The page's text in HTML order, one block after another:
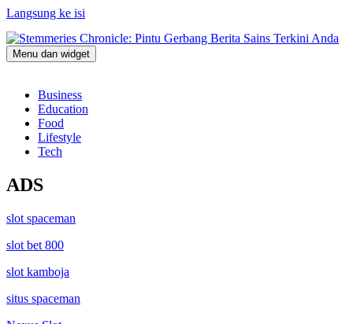
Langsung ke isi
Stemmeries Chronicle: Pintu Gerbang Berita Sains Terkini Anda
Menu dan widget
Business
Education
Food
Lifestyle
Tech
ADS
slot spaceman
slot bet 800
slot kamboja
situs spaceman